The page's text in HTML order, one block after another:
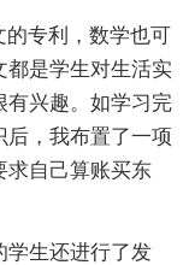
的专利，数学也可
都是学生对生活实
有兴趣。如学习完
后，我布置了一项
求自己算账买东
学生还进行了发